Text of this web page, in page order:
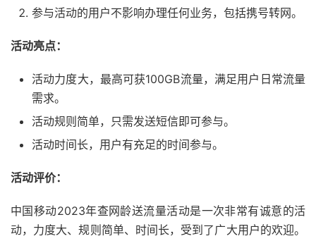
参与活动的用户不影响办理任何业务，包括携号转网。
活动亮点：
活动力度大，最高可获100GB流量，满足用户日常流量
需求。
活动规则简单，只需发送短信即可参与。
活动时间长，用户有充足的时间参与。
活动评价：
中国移动2023年查网龄送流量活动是一次非常有诚意的活
动，力度大、规则简单、时间长，受到了广大用户的欢迎。